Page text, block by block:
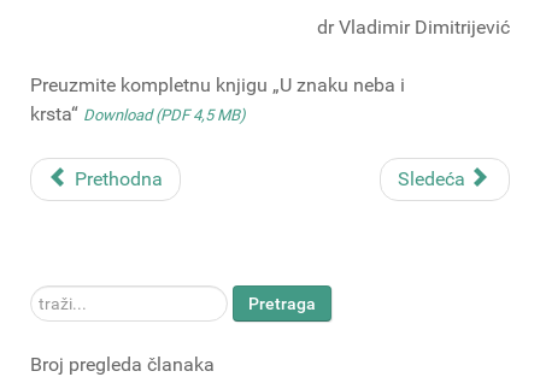
dr Vladimir Dimitrijević
Preuzmite kompletnu knjigu „U znaku neba i
krsta“ Download (PDF 4,5 MB)
Prethodna Sledeća
traži... Pretraga
Broj pregleda članaka